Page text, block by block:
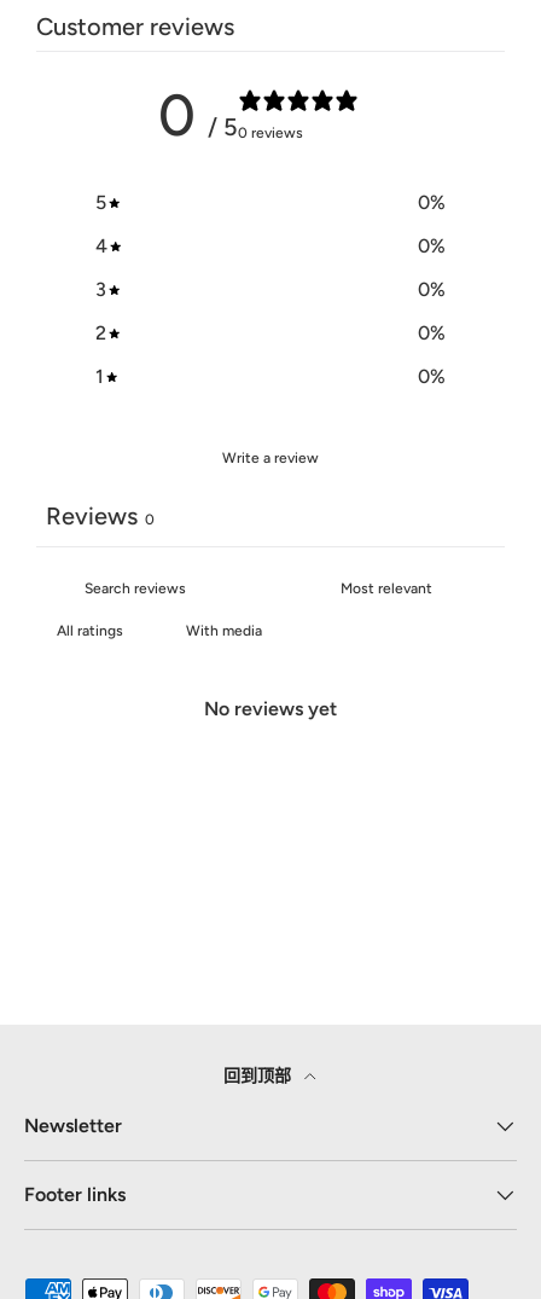
Customer reviews
0 / 50 reviews
5 0%
4
0%
3
0%
2
0%
1
0%
Write a review
Reviews 0
With media
No reviews yet
回到顶部
Newsletter
Footer links
接受的付款方式